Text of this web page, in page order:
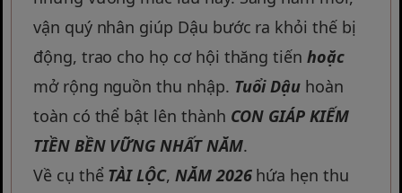
vận quý nhân giúp Dậu bước ra khỏi thế bị
động, trao cho họ cơ hội thăng tiến hoặc
mở rộng nguồn thu nhập. Tuổi Dậu hoàn
toàn có thể bật lên thành CON GIÁP KIẾM
TIỀN BỀN VỮNG NHẤT NĂM.
Về cụ thể TÀI LỘC, NĂM 2026hứa hẹn thu